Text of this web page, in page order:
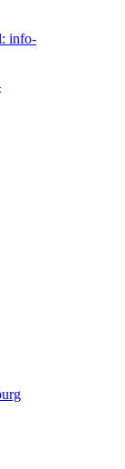
info-